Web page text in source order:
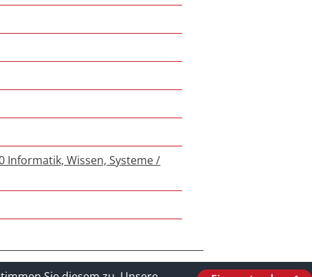
Informatik, Wissen, Systeme /